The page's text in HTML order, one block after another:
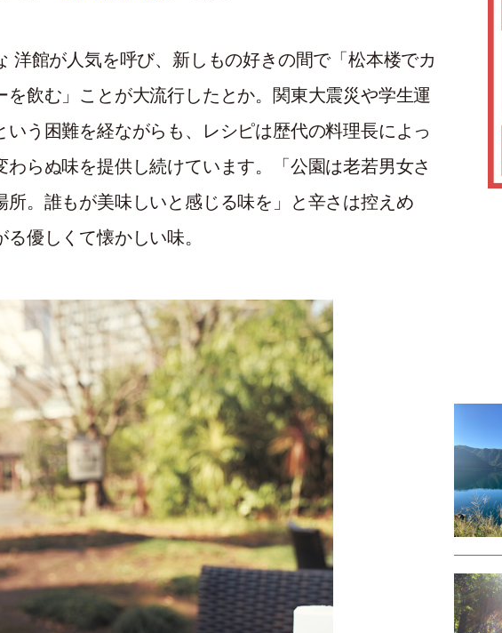
洋館が人気を呼び、新しもの好きの間で「松本楼でカ
を飲む」ことが大流行したとか。関東大震災や学生運
いう困難を経ながらも、レシピは歴代の料理長によっ
わらぬ味を提供し続けています。「公園は老若男女さ
所。誰もが美味しいと感じる味を」と辛さは控えめ
優しくて懐かしい味。